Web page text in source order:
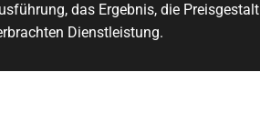
das Ergebnis, die
Dienstleistung.